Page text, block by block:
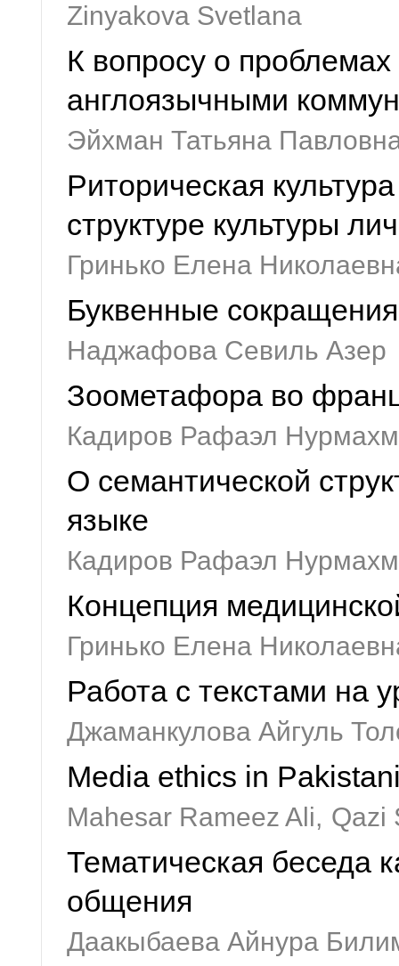
Zinyakova Svetlana
К вопросу о
англоязычными
Эйхман Татьяна
Риторическая
структуре культуры
Гринько Елена
Буквенные
Наджафова Севиль Азер
Зоометафора во
Кадиров Рафаэл
О семантической
языке
Кадиров Рафаэл
Концепция
Гринько Елена
Работа с текстами на
Джаманкулова Айгуль
Media ethics in
Mahesar Rameez Ali, Qazi
Тематическая беседа
общения
Даакыбаева Айнура